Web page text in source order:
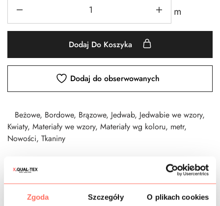
Zgoda Szczegóły O plikach cookies
m
Dodaj Do Koszyka
Dodaj do obserwowanych
Beżowe, Bordowe, Brązowe, Jedwab, Jedwabie we wzory,
Kwiaty, Materiały we wzory, Materiały wg koloru, metr,
Nowości, Tkaniny